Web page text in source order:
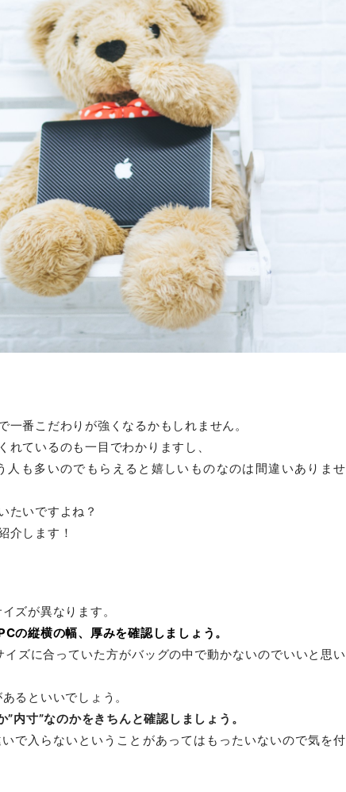
番こだわりが強くなるかもしれません。
ているのも一目でわかりますし、
も多いのでもらえると嬉しいものなのは間違いありませ
たいですよね？
介します！
ズが異なります。
の縦横の幅、厚みを確認しましょう。
ズに合っていた方がバッグの中で動かないのでいいと思い
るといいでしょう。
”内寸”なのかをきちんと確認しましょう。
で入らないということがあってはもったいないので気を付